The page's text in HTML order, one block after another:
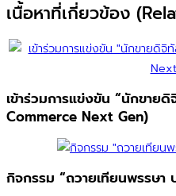
เนื้อหาที่เกี่ยวข้อง
เข้าร่วมการแข่งขัน “นักขาย
Commerce Next Gen)
กิจกรรม “ถวายเทียนพรรษา